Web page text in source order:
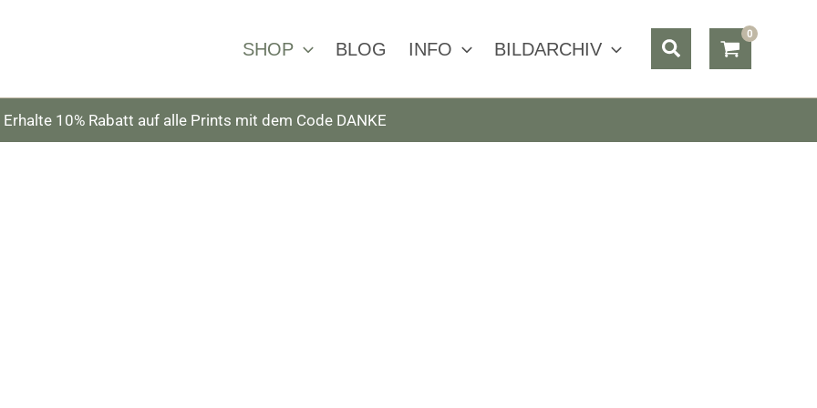
SHOP BLOG INFO BILDARCHIV Suchen
Erhalte 10% Rabatt auf alle Prints mit dem Code DANKE